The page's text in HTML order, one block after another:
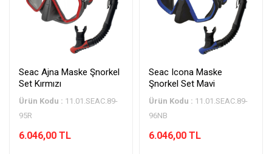
Seac Ajna Maske Şnorkel
Set Kırmızı
Ürün Kodu : 11.01.SEAC.89-
95R
6.046,00 TL
Seac Icona Maske
Şnorkel Set Mavi
Ürün Kodu : 11.01.SEAC.89-
96NB
6.046,00 TL